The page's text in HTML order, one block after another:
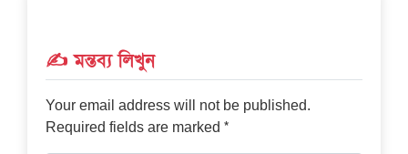
✍️ মন্তব্য লিখুন
Your email address will not be published.
Required fields are marked *